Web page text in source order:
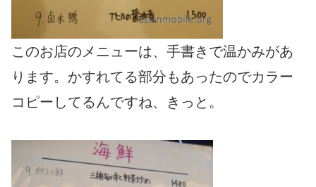
このお店のメニューは、手書きで温かみがあ
ります。かすれてる部分もあったのでカラー
コピーしてるんですね、きっと。